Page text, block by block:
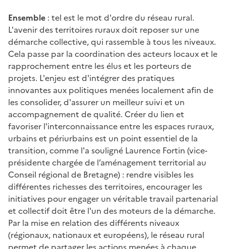
Ensemble : tel est le mot d'ordre du réseau rural.
L'avenir des territoires ruraux doit reposer sur une
démarche collective, qui rassemble à tous les niveaux.
Cela passe par la coordination des acteurs locaux et le
rapprochement entre les élus et les porteurs de
projets. L'enjeu est d'intégrer des pratiques
innovantes aux politiques menées localement afin de
les consolider, d'assurer un meilleur suivi et un
accompagnement de qualité. Créer du lien et
favoriser l'interconnaissance entre les espaces ruraux,
urbains et périurbains est un point essentiel de la
transition, comme l'a souligné Laurence Fortin (vice-
présidente chargée de l’aménagement territorial au
Conseil régional de Bretagne) : rendre visibles les
différentes richesses des territoires, encourager les
initiatives pour engager un véritable travail partenarial
et collectif doit être l'un des moteurs de la démarche.
Par la mise en relation des différents niveaux
(régionaux, nationaux et européens), le réseau rural